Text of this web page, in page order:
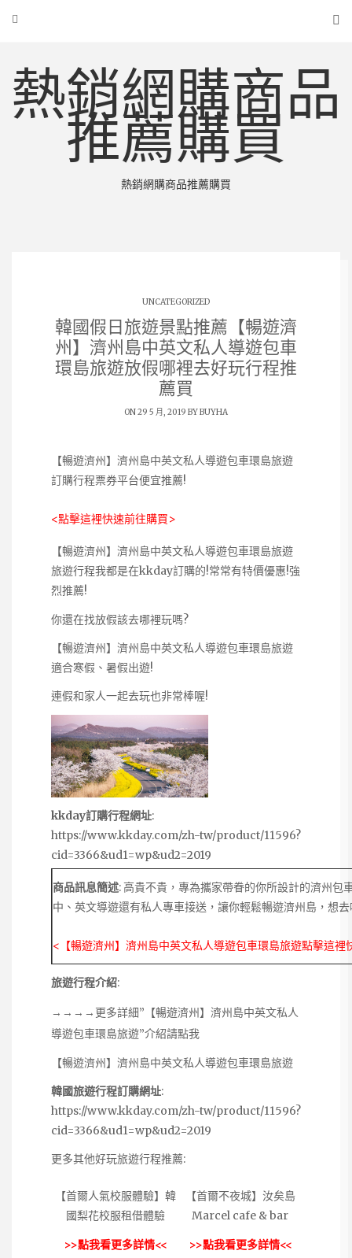
熱銷網購商品
推薦購買
熱銷網購商品推薦購買
UNCATEGORIZED
韓國假日旅遊景點推薦【暢遊濟
州】濟州島中英文私人導遊包車
環島旅遊放假哪裡去好玩行程推
薦買
ON 29 5 月, 2019 BYBUYHA
【暢遊濟州】濟州島中英文私人導遊包車環島旅遊
訂購行程票券平台便宜推薦!
<點擊這裡快速前往購買>
【暢遊濟州】濟州島中英文私人導遊包車環島旅遊
旅遊行程我都是在kkday訂購的!常常有特價優惠!強
烈推薦!
你還在找放假該去哪裡玩嗎?
【暢遊濟州】濟州島中英文私人導遊包車環島旅遊
適合寒假、暑假出遊!
連假和家人一起去玩也非常棒喔!
kkday訂購行程網址:
https://www.kkday.com/zh-tw/product/11596?
cid=3366&ud1=wp&ud2=2019
商品訊息簡述: 高貴不貴，專為攜家帶眷的你所設計的濟州包
中、英文導遊還有私人專車接送，讓你輕鬆暢遊濟州島，想
<【暢遊濟州】濟州島中英文私人導遊包車環島旅遊點擊這裡
旅遊行程介紹:
→→→→更多詳細”【暢遊濟州】濟州島中英文私人
導遊包車環島旅遊”介紹請點我
【暢遊濟州】濟州島中英文私人導遊包車環島旅遊
韓國旅遊行程訂購網址:
https://www.kkday.com/zh-tw/product/11596?
cid=3366&ud1=wp&ud2=2019
更多其他好玩旅遊行程推薦:
【首爾人氣校服體驗】韓
國梨花校服租借體驗
>>點我看更多詳情<<
【首爾不夜城】汝矣島
Marcel cafe & bar
>>點我看更多詳情<<